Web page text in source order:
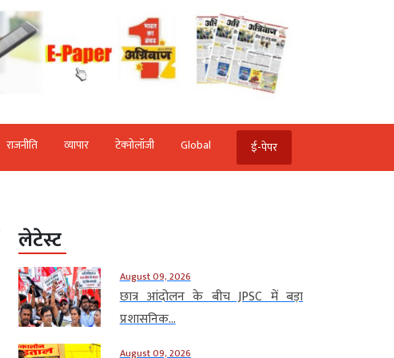
राजनीति व्‍यापार टेक्‍नोलॉजी Global ई-पेपर
लेटेस्ट
August 09, 2026
छात्र आंदोलन के बीच JPSC में बड़ा
प्रशासनिक...
August 09, 2026